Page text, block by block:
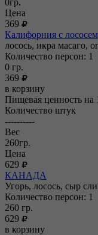
Цена
369
Калифорния с лососем
лосось, икра масаго,
Количество персон: 1
0 гр.
369
в корзину
Пищевая ценность на
Количество штук
----------
Вес
260гр.
Цена
629
КАНАДА
Угорь, лосось, сыр
Количество персон: 1
260 гр.
629
в корзину